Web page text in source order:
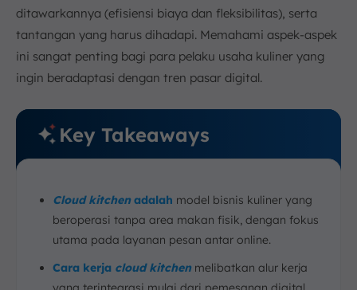
ditawarkannya (efisiensi biaya dan fleksibilitas), serta
tantangan yang harus dihadapi. Memahami aspek-aspek
ini sangat penting bagi para pelaku usaha kuliner yang
ingin beradaptasi dengan tren pasar digital.
Key Takeaways
Cloud kitchenadalah model bisnis kuliner yang
beroperasi tanpa area makan fisik, dengan fokus
utama pada layanan pesan antar online.
Cara kerja cloud kitchenmelibatkan alur kerja